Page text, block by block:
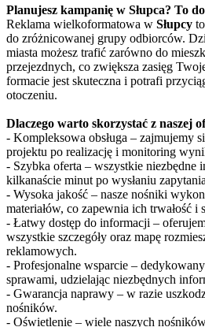
Planujesz kampanię w Słupca? To
Reklama wielkoformatowa w Słupcy
do zróżnicowanej grupy odbiorców.
miasta możesz trafić zarówno do
przejezdnych, co zwiększa zasięg
formacie jest skuteczna i potrafi
otoczeniu.
Dlaczego warto skorzystać z naszej
- Kompleksowa obsługa – zajmujemy
projektu po realizację i monitoring
- Szybka oferta – wszystkie niezbędne
kilkanaście minut po wysłaniu
- Wysoka jakość – nasze nośniki
materiałów, co zapewnia ich trwałość i
- Łatwy dostęp do informacji –
wszystkie szczegóły oraz mapę
reklamowych.
- Profesjonalne wsparcie –
sprawami, udzielając niezbędnych
- Gwarancja naprawy – w razie
nośników.
- Oświetlenie – wiele naszych